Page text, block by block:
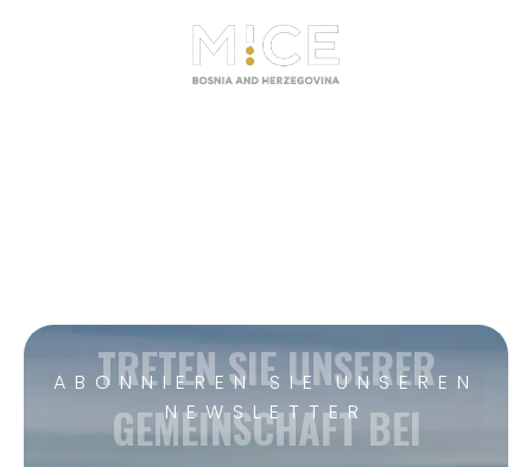
ABONNIEREN SIE UNSEREN
NEWSLETTER
TRETEN SIE UNSERER
GEMEINSCHAFT BEI